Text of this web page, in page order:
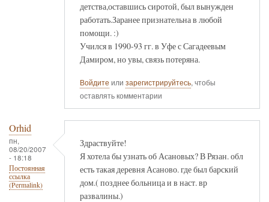
детства,оставшись сиротой, был вынужден
работать.Заранее признательна в любой
помощи. :)
Учился в 1990-93 гг. в Уфе с Сагадеевым
Дамиром, но увы, связь потеряна.
Войдите или зарегистрируйтесь, чтобы
оставлять комментарии
Orhid
пн,
08/20/2007
- 18:18
Постоянная
ссылка
(Permalink)
Здраствуйте!
Я хотела бы узнать об Асановых? В Рязан. обл
есть такая деревня Асаново. где был барский
дом.( позднее больница и в наст. вр
развалины.)